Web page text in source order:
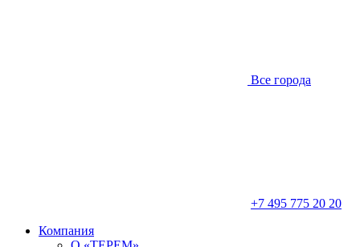
Все города
+7 495 775 20 20
Компания